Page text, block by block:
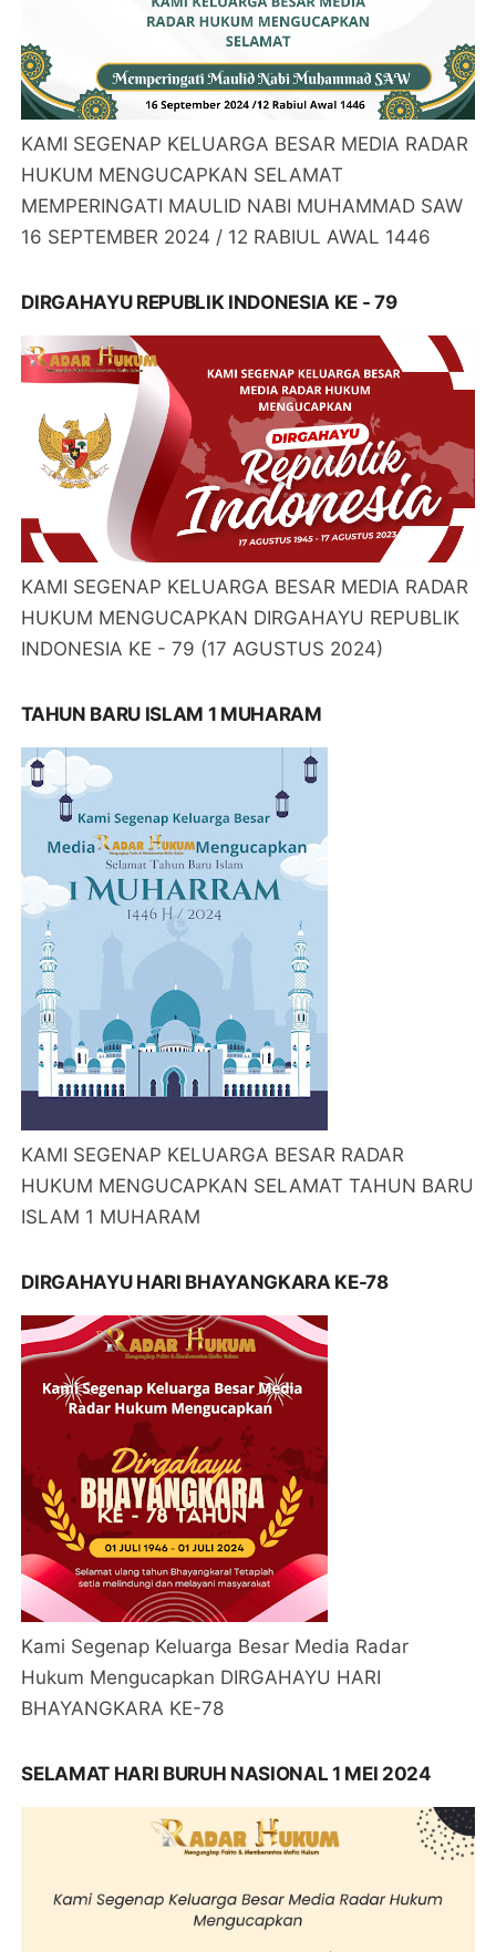
KAMI SEGENAP KELUARGA BESAR MEDIA RADAR
HUKUM MENGUCAPKAN SELAMAT
MEMPERINGATI MAULID NABI MUHAMMAD SAW
16 SEPTEMBER 2024 / 12 RABIUL AWAL 1446
DIRGAHAYU REPUBLIK INDONESIA KE - 79
KAMI SEGENAP KELUARGA BESAR MEDIA RADAR
HUKUM MENGUCAPKAN DIRGAHAYU REPUBLIK
INDONESIA KE - 79 (17 AGUSTUS 2024)
TAHUN BARU ISLAM 1 MUHARAM
KAMI SEGENAP KELUARGA BESAR RADAR
HUKUM MENGUCAPKAN SELAMAT TAHUN BARU
ISLAM 1 MUHARAM
DIRGAHAYU HARI BHAYANGKARA KE-78
Kami Segenap Keluarga Besar Media Radar
Hukum Mengucapkan DIRGAHAYU HARI
BHAYANGKARA KE-78
SELAMAT HARI BURUH NASIONAL 1 MEI 2024